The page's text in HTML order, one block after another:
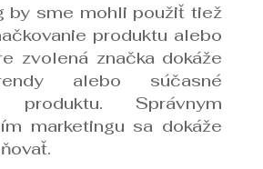
by sme mohli použiť tiež
produktu alebo
zvolená značka dokáže
alebo súčasné
produktu. Správnym
marketingu sa dokáže